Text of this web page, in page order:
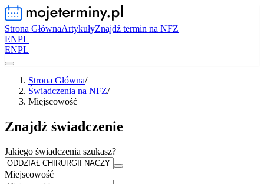
Strona GłównaArtykułyZnajdź termin na NFZ
ENPL
ENPL
Strona Główna/
Świadczenia na NFZ/
Miejscowość
Znajdź świadczenie
Jakiego świadczenia szukasz?
Miejscowość